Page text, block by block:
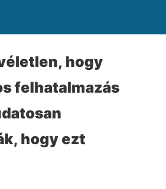
hogy
felhatalmazás
hogy ezt